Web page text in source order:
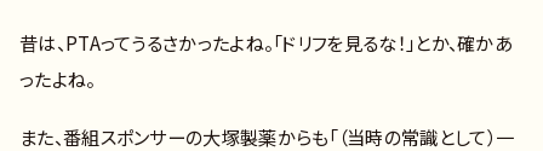
昔は、PTAってうるさかったよね。「ドリフを見るな！」とか、確かあ
ったよね。
また、番組スポンサーの大塚製薬からも「（当時の常識として）一